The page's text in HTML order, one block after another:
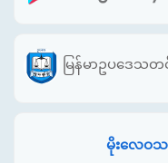
မြန်မာဥပဒေ
မိုးလေဝသ